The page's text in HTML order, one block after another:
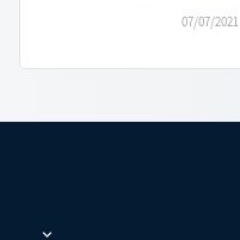
07/07/2021